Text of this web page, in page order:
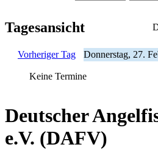
Tagesansicht
Vorheriger Tag Donnerstag, 27.
Keine Termine
Deutscher
e.V. (DAFV)